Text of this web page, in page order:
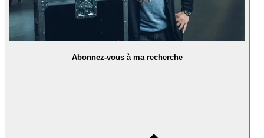
Abonnez-vous à ma recherche